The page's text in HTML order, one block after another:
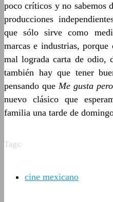
poco críticos y no sabemos
producciones
que sólo sirve como
marcas e industrias,
mal lograda carta de odio,
también hay que tener
pensando que Me gusta
nuevo clásico que
familia una tarde de
Tags:
cine mexicano